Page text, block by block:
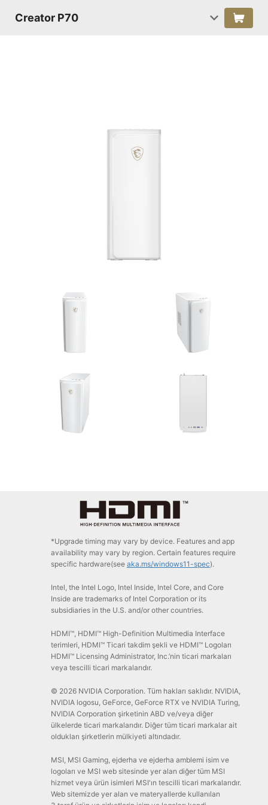
Creator P70
*Upgrade timing may vary by device. Features and app
availability may vary by region. Certain features require
specific hardware(see aka.ms/windows11-spec).
Intel, the Intel Logo, Intel Inside, Intel Core, and Core
Inside are trademarks of Intel Corporation or its
subsidiaries in the U.S. and/or other countries.
HDMI™, HDMI™ High-Definition Multimedia Interface
terimleri, HDMI™ Ticari takdim şekli ve HDMI™ Logoları
HDMI™ Licensing Administrator, Inc.’nin ticari markaları
veya tescilli ticari markalarıdır.
© 2026 NVIDIA Corporation. Tüm hakları saklıdır. NVIDIA,
NVIDIA logosu, GeForce, GeForce RTX ve NVIDIA Turing,
NVIDIA Corporation şirketinin ABD ve/veya diğer
ülkelerde ticari markalarıdır. Diğer tüm ticari markalar ait
oldukları şirketlerin mülkiyeti altındadır.
MSI, MSI Gaming, ejderha ve ejderha amblemi isim ve
logoları ve MSI web sitesinde yer alan diğer tüm MSI
hizmet veya ürün isimleri MSI'ın tescilli ticari markalarıdır.
Web sitemizde yer alan ve materyallerde kullanılan